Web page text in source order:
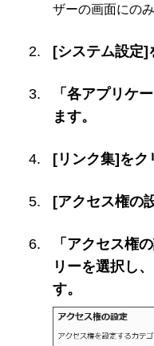
ザーの画面にの
[システム設定]
「各アプリケ
ます。
[リンク集]をク
[アクセス権の
「アクセス権
リーを選択し
す。